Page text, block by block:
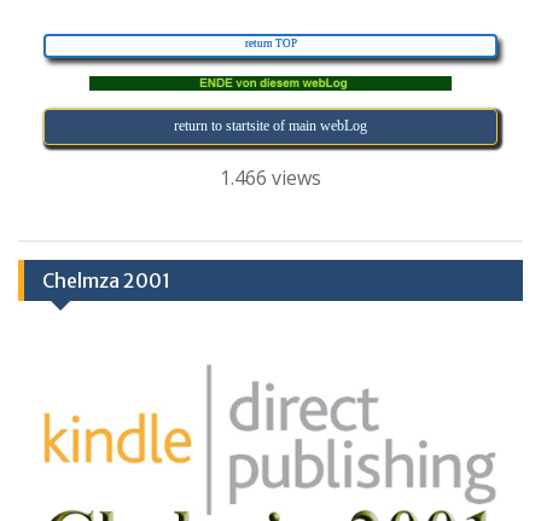
return TOP
return to startsite of main webLog
1.466 views
Chelmza 2001